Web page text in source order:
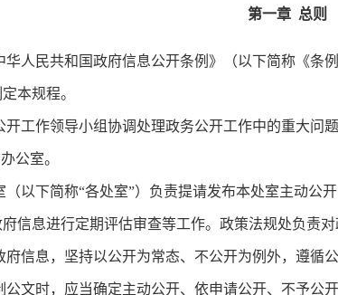
第一章 总则
民共和国政府信息公开条例》（以下简称《条例
本规程。
作领导小组协调处理政务公开工作中的重大问
公室。
下简称“各处室”）负责提请发布本处室主动公
信息进行定期评估审查等工作。政策法规处负责
息，坚持以公开为常态、不公开为例外，遵循公
时，应当确定主动公开、依申请公开、不予公